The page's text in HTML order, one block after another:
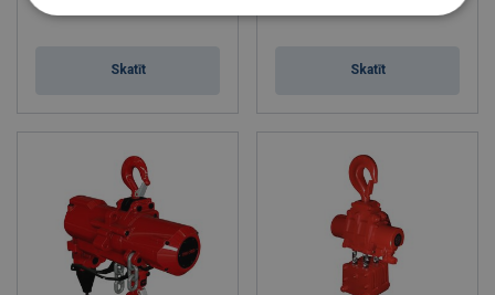
Celtspēja : 0.25 - 2 tonnas
Skatīt
Celtspēja : 0.5 - 0.98 tonnas
Skatīt